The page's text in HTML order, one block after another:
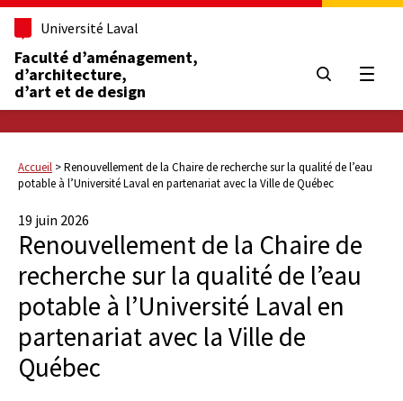
Université Laval
Faculté d’aménagement,
d’architecture,
d’art et de design
Accueil >Renouvellement de la Chaire de recherche sur la qualité de l’eau
potable à l’Université Laval en partenariat avec la Ville de Québec
19 juin 2026
Renouvellement de la Chaire de
recherche sur la qualité de l’eau
potable à l’Université Laval en
partenariat avec la Ville de
Québec